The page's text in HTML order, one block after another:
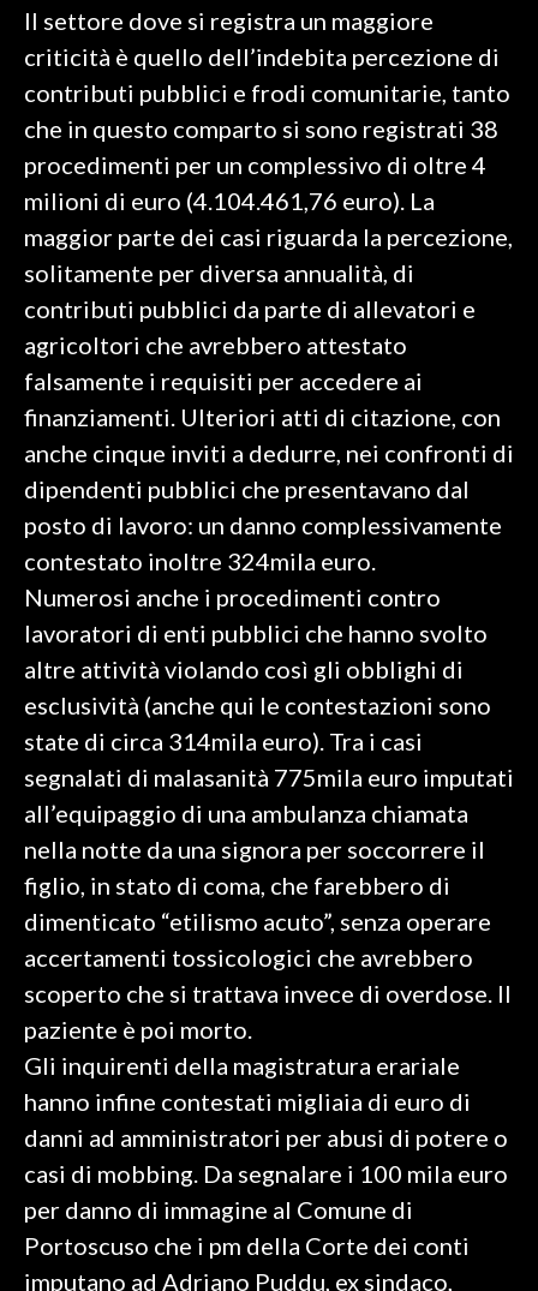
Il settore dove si registra un maggiore
criticità è quello dell’indebita percezione di
contributi pubblici e frodi comunitarie, tanto
che in questo comparto si sono registrati 38
procedimenti per un complessivo di oltre 4
milioni di euro (4.104.461,76 euro). La
maggior parte dei casi riguarda la percezione,
solitamente per diversa annualità, di
contributi pubblici da parte di allevatori e
agricoltori che avrebbero attestato
falsamente i requisiti per accedere ai
finanziamenti. Ulteriori atti di citazione, con
anche cinque inviti a dedurre, nei confronti di
dipendenti pubblici che presentavano dal
posto di lavoro: un danno complessivamente
contestato inoltre 324mila euro.
Numerosi anche i procedimenti contro
lavoratori di enti pubblici che hanno svolto
altre attività violando così gli obblighi di
esclusività (anche qui le contestazioni sono
state di circa 314mila euro). Tra i casi
segnalati di malasanità 775mila euro imputati
all’equipaggio di una ambulanza chiamata
nella notte da una signora per soccorrere il
figlio, in stato di coma, che farebbero di
dimenticato “etilismo acuto”, senza operare
accertamenti tossicologici che avrebbero
scoperto che si trattava invece di overdose. Il
paziente è poi morto.
Gli inquirenti della magistratura erariale
hanno infine contestati migliaia di euro di
danni ad amministratori per abusi di potere o
casi di mobbing. Da segnalare i 100 mila euro
per danno di immagine al Comune di
Portoscuso che i pm della Corte dei conti
imputano ad Adriano Puddu, ex sindaco,